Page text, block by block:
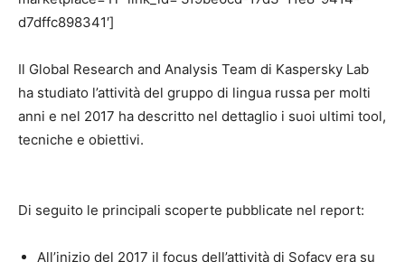
d7dffc898341′]
Il Global Research and Analysis Team di Kaspersky Lab
ha studiato l’attività del gruppo di lingua russa per molti
anni e nel 2017 ha descritto nel dettaglio i suoi ultimi tool,
tecniche e obiettivi.
Di seguito le principali scoperte pubblicate nel report:
All’inizio del 2017 il focus dell’attività di Sofacy era su